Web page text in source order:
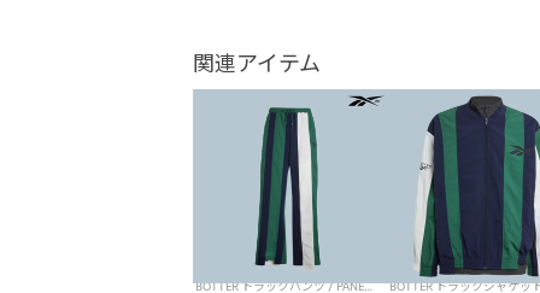
関連アイテム
BOTTER トラックパンツ / PANELED TRACK PANTS （グリーン）